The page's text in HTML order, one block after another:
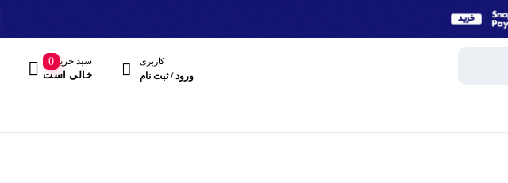
کاربری
ورود / ثبت نام
سبد خرید
خالی است
0